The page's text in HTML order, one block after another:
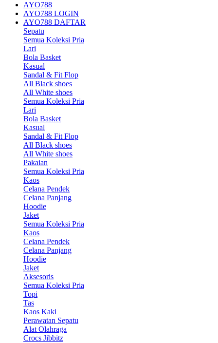
AYO788
AYO788 LOGIN
AYO788 DAFTAR
Sepatu
Semua Koleksi Pria
Lari
Bola Basket
Kasual
Sandal & Fit Flop
All Black shoes
All White shoes
Semua Koleksi Pria
Lari
Bola Basket
Kasual
Sandal & Fit Flop
All Black shoes
All White shoes
Pakaian
Semua Koleksi Pria
Kaos
Celana Pendek
Celana Panjang
Hoodie
Jaket
Semua Koleksi Pria
Kaos
Celana Pendek
Celana Panjang
Hoodie
Jaket
Aksesoris
Semua Koleksi Pria
Topi
Tas
Kaos Kaki
Perawatan Sepatu
Alat Olahraga
Crocs Jibbitz